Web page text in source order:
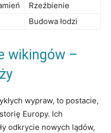
Rzeźbienie
Budowa łodzi
wikingów –
wypraw, to postacie,
Europy. Ich
odkrycie nowych lądów,